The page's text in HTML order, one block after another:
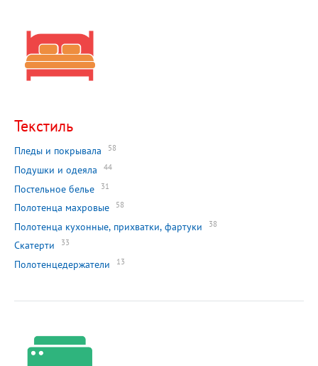
Текстиль
Пледы и покрывала 58
Подушки и одеяла 44
Постельное белье 31
Полотенца махровые 58
Полотенца кухонные, прихватки, фартуки 38
Скатерти 33
Полотенцедержатели 13